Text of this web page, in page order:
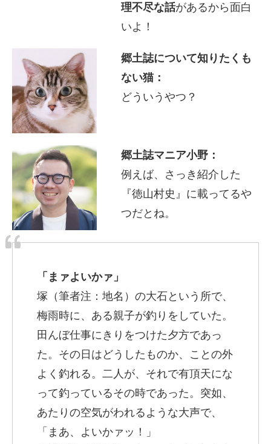
理不尽な話があるから面白
いよ！
郷土誌について知りたくも
ない猫：
どういうやつ？
郷土誌マニア小野：
例えば、さっき紹介した
『徳山村史』に載ってるや
つだとね。
「まァよいかァ」
塚（筆者注：地名）の大石という所で、
梅雨時に、ある親子が釣りをしていた。
田んぼ仕事にきりをつけた夕方であっ
た。その日はどうしたものか、ことの外
よく釣れる。二人が、それで有頂天にな
って釣っているその時であった。突如、
あたりの空気がわれるような大声で、
「まあ、よいかァッ！」